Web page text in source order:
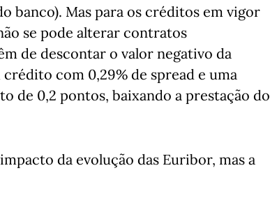
banco). Mas para os créditos em vigor
se pode alterar contratos
de descontar o valor negativo da
com 0,29% de spread e uma
de 0,2 pontos, baixando a prestação do
da evolução das Euribor, mas a